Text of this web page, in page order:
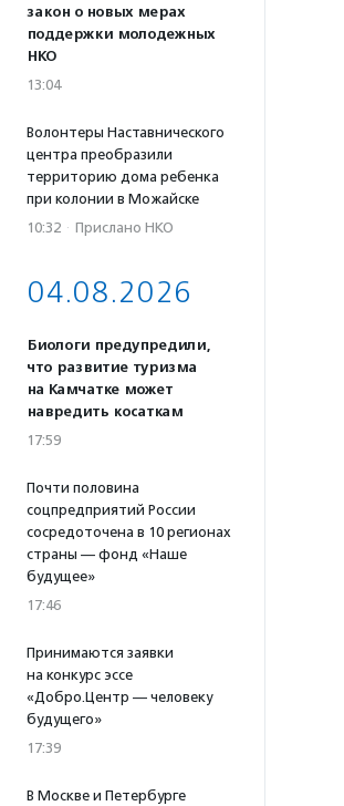
закон о новых мерах
поддержки молодежных
НКО
13:04
Волонтеры Наставнического
центра преобразили
территорию дома ребенка
при колонии в Можайске
10:32 · Прислано НКО
04.08.2026
Биологи предупредили,
что развитие туризма
на Камчатке может
навредить косаткам
17:59
Почти половина
соцпредприятий России
сосредоточена в 10 регионах
страны — фонд «Наше
будущее»
17:46
Принимаются заявки
на конкурс эссе
«Добро.Центр — человеку
будущего»
17:39
В Москве и Петербурге